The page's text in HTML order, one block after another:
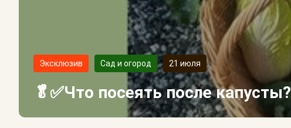
Эксклюзив Сад и огород 21 июля
🥬✅Что посеять после капусты?